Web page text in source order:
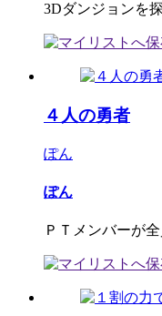
3Dダンジョンを
４人の勇者
ぽん
ぽん
ＰＴメンバーが